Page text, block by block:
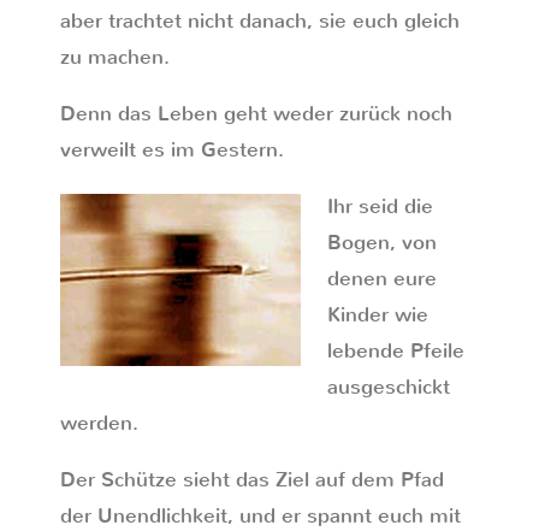
aber trachtet nicht danach, sie euch gleich
zu machen.
Denn das Leben geht weder zurück noch
verweilt es im Gestern.
Ihr seid die
Bogen, von
denen eure
Kinder wie
lebende Pfeile
ausgeschickt
werden.
Der Schütze sieht das Ziel auf dem Pfad
der Unendlichkeit, und er spannt euch mit